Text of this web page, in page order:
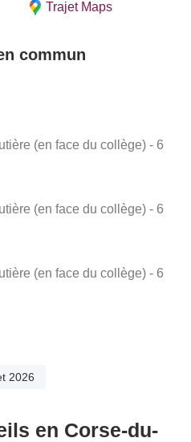
Trajet Maps
commun
(en face du collège) - 6
(en face du collège) - 6
(en face du collège) - 6
2026
en Corse-du-